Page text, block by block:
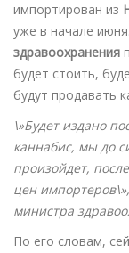
импортирован из
уже в начале июня
здравоохранения
будет стоить,
будут продавать
\»Будет издано
каннабис, мы до
произойдет,
цен
министра
По его словам,